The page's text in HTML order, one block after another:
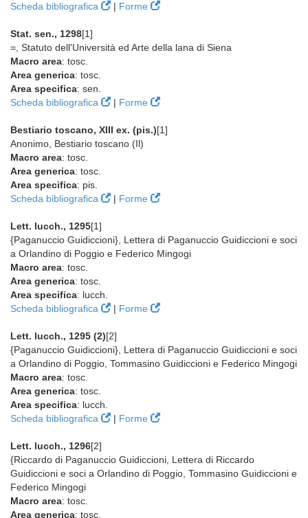
Scheda bibliografica
| Forme
Stat. sen., 1298[1]
=, Statuto dell'Università ed Arte della lana di Siena
Macro area: tosc.
Area generica: tosc.
Area specifica: sen.
Scheda bibliografica
| Forme
Bestiario toscano, XIII ex. (pis.)[1]
Anonimo, Bestiario toscano (Il)
Macro area: tosc.
Area generica: tosc.
Area specifica: pis.
Scheda bibliografica
| Forme
Lett. lucch., 1295[1]
{Paganuccio Guidiccioni}, Lettera di Paganuccio Guidiccioni e soci
a Orlandino di Poggio e Federico Mingogi
Macro area: tosc.
Area generica: tosc.
Area specifica: lucch.
Scheda bibliografica
| Forme
Lett. lucch., 1295 (2)[2]
{Paganuccio Guidiccioni}, Lettera di Paganuccio Guidiccioni e soci
a Orlandino di Poggio, Tommasino Guidiccioni e Federico Mingogi
Macro area: tosc.
Area generica: tosc.
Area specifica: lucch.
Scheda bibliografica
| Forme
Lett. lucch., 1296[2]
{Riccardo di Paganuccio Guidiccioni, Lettera di Riccardo
Guidiccioni e soci a Orlandino di Poggio, Tommasino Guidiccioni e
Federico Mingogi
Macro area: tosc.
Area generica: tosc.